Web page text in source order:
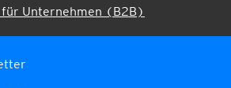
Unternehmen (B2B)